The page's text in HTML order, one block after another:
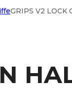
GRIPS V2 LOCK